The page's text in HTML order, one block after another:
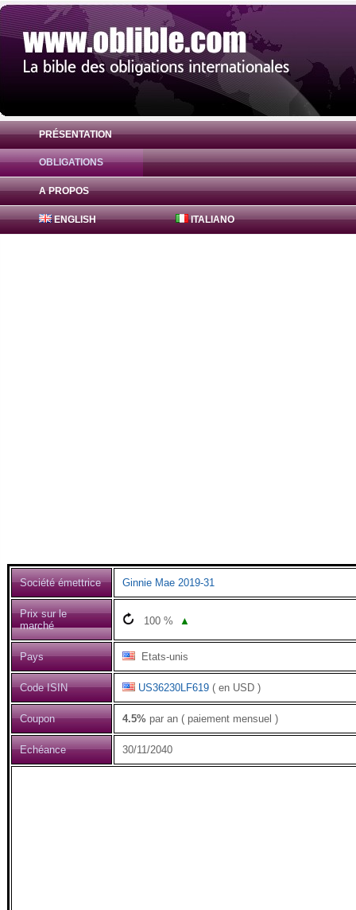
PRÉSENTATION
OBLIGATIONS
A PROPOS
ENGLISH ITALIANO
Obligation Ginnie Mae 2019-31 4.5% (
Société émettrice Ginnie Mae 2019-31
Prix sur le
marché
100 % ▲
Pays Etats-unis
Code ISIN US36230LF619 ( en USD )
Coupon 4.5% par an ( paiement mensuel )
Echéance 30/11/2040